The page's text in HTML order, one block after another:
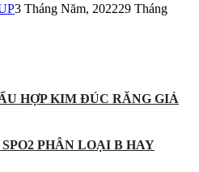
3 Tháng Năm, 202229 Tháng
HỢP KIM ĐÚC RĂNG GIẢ
PHÂN LOẠI B HAY